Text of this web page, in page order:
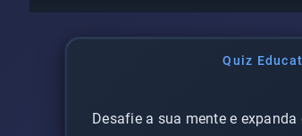
Quiz
Desafie a sua mente e